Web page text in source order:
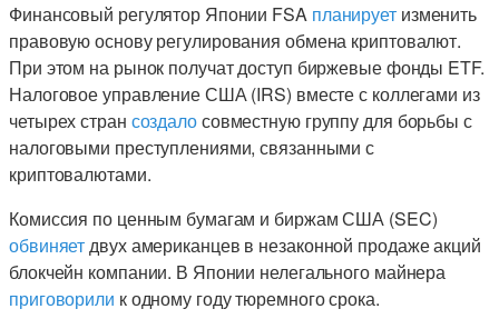
Финансовый регулятор Японии FSA планируетизменить
правовую основу регулирования обмена криптовалют.
При этом на рынок получат доступ биржевые фонды ETF.
Налоговое управление США (IRS) вместе с коллегами из
четырех стран создалосовместную группу для борьбы с
налоговыми преступлениями, связанными с
криптовалютами.
Комиссия по ценным бумагам и биржам США (SEC)
обвиняетдвух американцев в незаконной продаже акций
блокчейн компании. В Японии нелегального майнера
приговорили к одному году тюремного срока.